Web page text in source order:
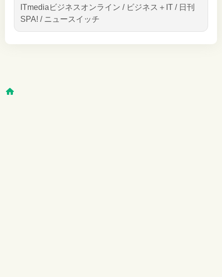
ITmediaビジネスオンライン / ビジネス＋IT / 日刊
SPA! / ニュースイッチ